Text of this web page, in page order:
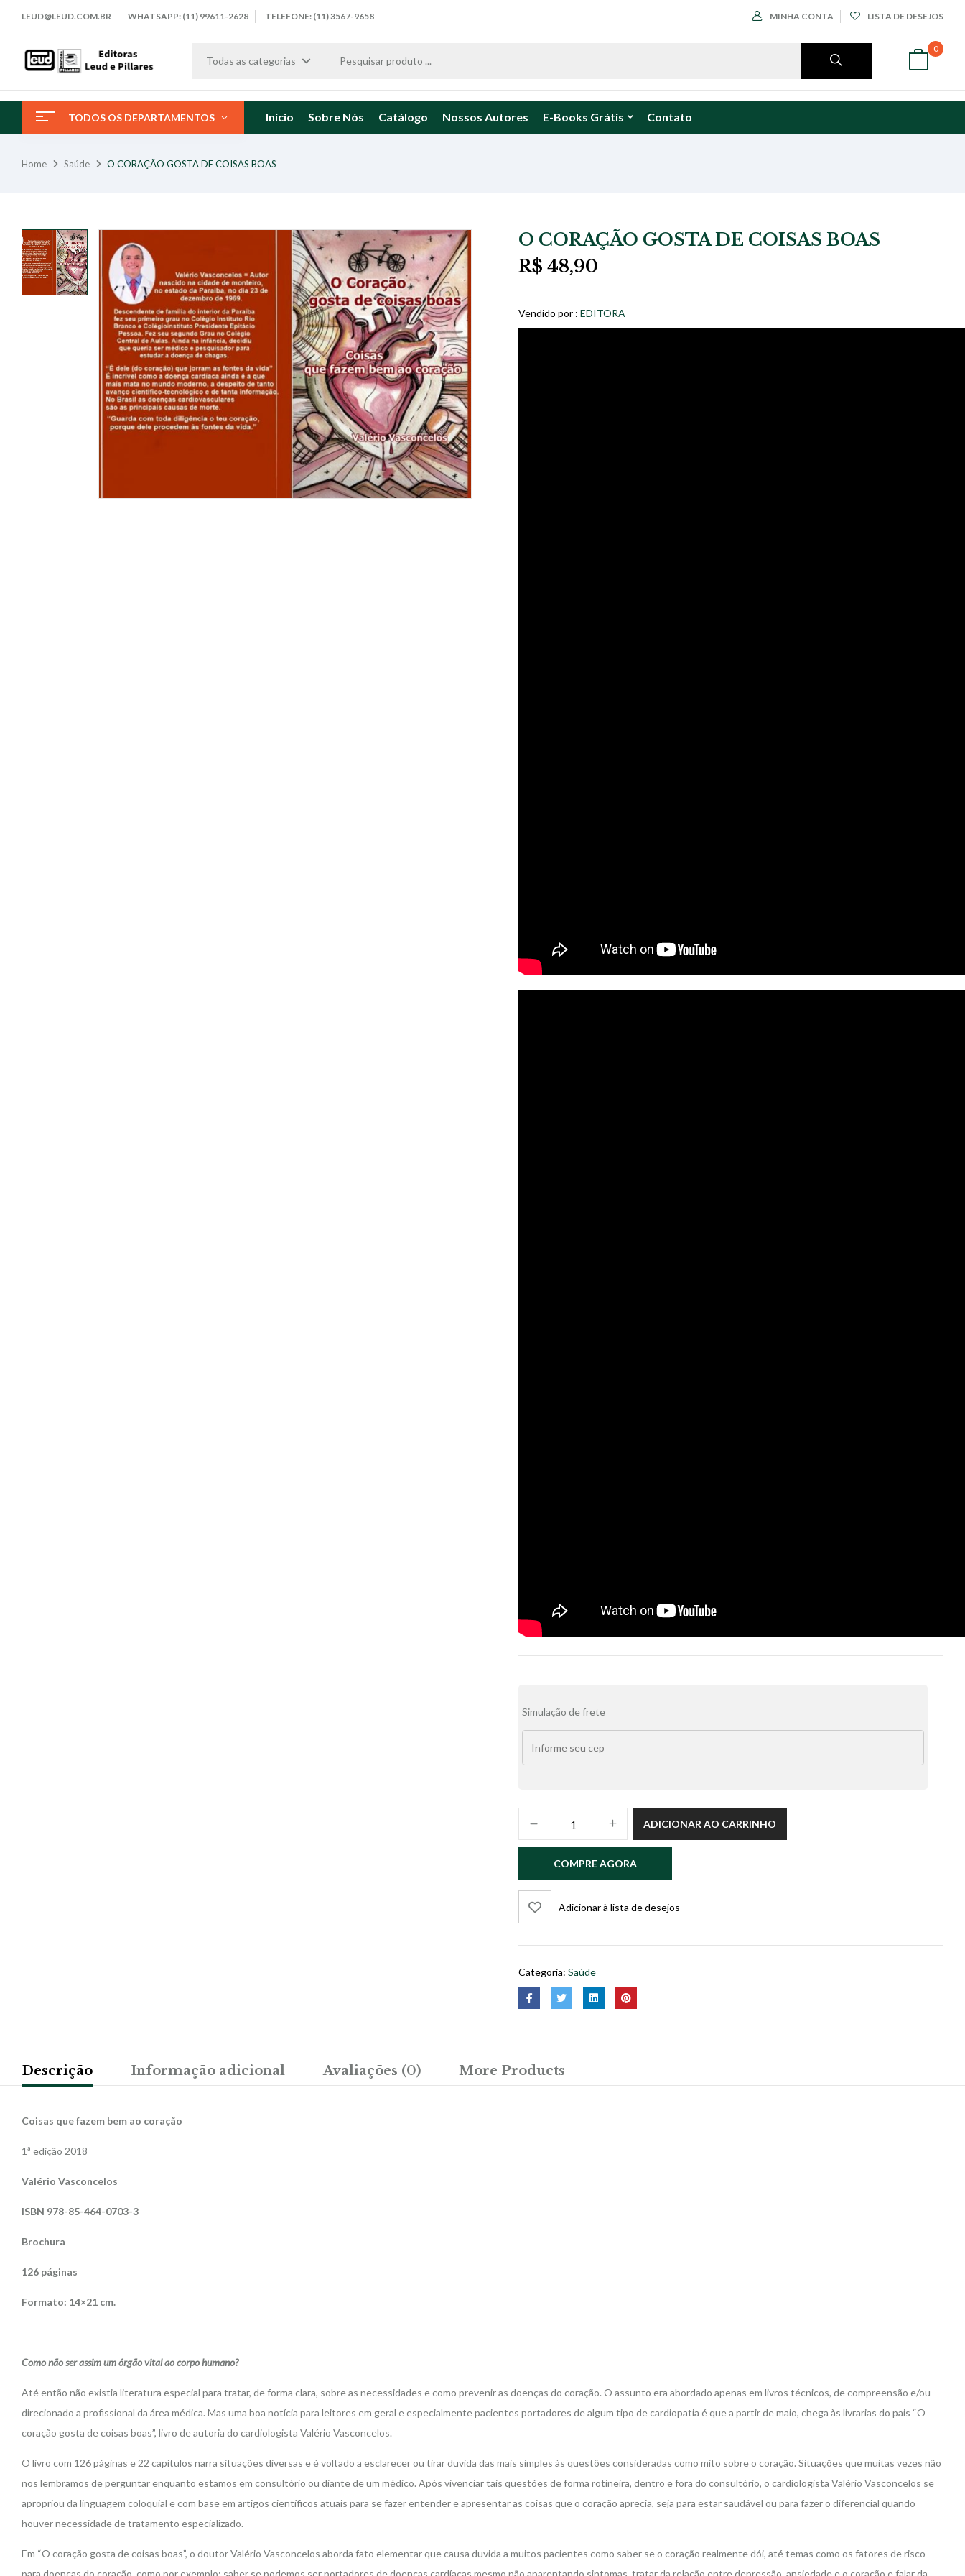
LEUD@LEUD.COM.BR WHATSAPP: (11) 99611-2628 TELEFONE: (11) 3567-9658 MINHA CONTA LISTA DE DESEJOS
Todas as categorias
0
TODOS OS DEPARTAMENTOS Início Sobre Nós Catálogo Nossos Autores E-Books Grátis Contato
Home Saúde O CORAÇÃO GOSTA DE COISAS BOAS
O CORAÇÃO GOSTA DE COISAS BOAS
R$ 48,90
Vendido por : EDITORA
Simulação de frete
GOSTA
COISAS
BOAS
quantidade
ADICIONAR AO CARRINHO
COMPRE AGORA
Adicionar à lista de desejos
Categoria: Saúde
Descrição Informação adicional Avaliações (0) More Products
Coisas que fazem bem ao coração
1ª edição 2018
Valério Vasconcelos
ISBN 978-85-464-0703-3
Brochura
126 páginas
Formato: 14×21 cm.
Como não ser assim um órgão vital ao corpo humano?
Até então não existia literatura especial para tratar, de forma clara, sobre as necessidades e como prevenir as doenças do coração. O assunto era abordado apenas em livros técnicos, de compreensão e/ou
direcionado a profissional da área médica. Mas uma boa notícia para leitores em geral e especialmente pacientes portadores de algum tipo de cardiopatia é que a partir de maio, chega às livrarias do pais “O
coração gosta de coisas boas”, livro de autoria do cardiologista Valério Vasconcelos.
O livro com 126 páginas e 22 capítulos narra situações diversas e é voltado a esclarecer ou tirar duvida das mais simples às questões consideradas como mito sobre o coração. Situações que muitas vezes não
nos lembramos de perguntar enquanto estamos em consultório ou diante de um médico. Após vivenciar tais questões de forma rotineira, dentro e fora do consultório, o cardiologista Valério Vasconcelos se
apropriou da linguagem coloquial e com base em artigos científicos atuais para se fazer entender e apresentar as coisas que o coração aprecia, seja para estar saudável ou para fazer o diferencial quando
houver necessidade de tratamento especializado.
Em “O coração gosta de coisas boas”, o doutor Valério Vasconcelos aborda fato elementar que causa duvida a muitos pacientes como saber se o coração realmente dói, até temas como os fatores de risco
para doenças do coração, como por exemplo: saber se podemos ser portadores de doenças cardíacas mesmo não aparentando sintomas, tratar da relação entre depressão, ansiedade e o coração e falar da